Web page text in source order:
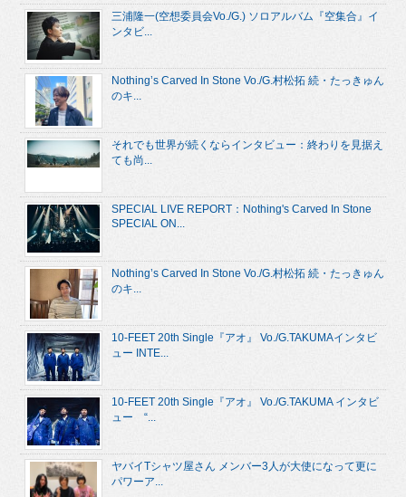
三浦隆一(空想委員会Vo./G.) ソロアルバム『空集合』イ
ンタビ...
Nothing’s Carved In Stone Vo./G.村松拓 続・たっきゅん
のキ...
それでも世界が続くならインタビュー：終わりを見据え
ても尚...
SPECIAL LIVE REPORT：Nothing's Carved In Stone
SPECIAL ON...
Nothing’s Carved In Stone Vo./G.村松拓 続・たっきゅん
のキ...
10-FEET 20th Single『アオ』 Vo./G.TAKUMAインタビ
ュー INTE...
10-FEET 20th Single『アオ』 Vo./G.TAKUMA インタビ
ュー “...
ヤバイTシャツ屋さん メンバー3人が大使になって更に
パワーア...